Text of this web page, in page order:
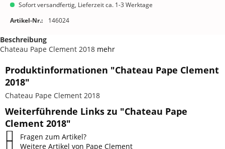
Sofort versandfertig, Lieferzeit ca. 1-3 Werktage
Artikel-Nr.:
146024
Beschreibung
Chateau Pape Clement 2018 mehr
Produktinformationen "Chateau Pape Clement
2018"
Chateau Pape Clement 2018
Weiterführende Links zu "Chateau Pape
Clement 2018"
Fragen zum Artikel?
Weitere Artikel von Pape Clement